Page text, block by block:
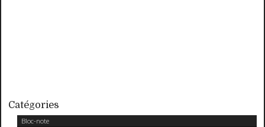
Catégories
Bloc-note